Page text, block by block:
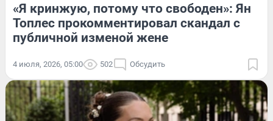
«Я кринжую, потому что свободен»: Ян
Топлес прокомментировал скандал с
публичной изменой жене
4 июля, 2026, 05:00 502 Обсудить